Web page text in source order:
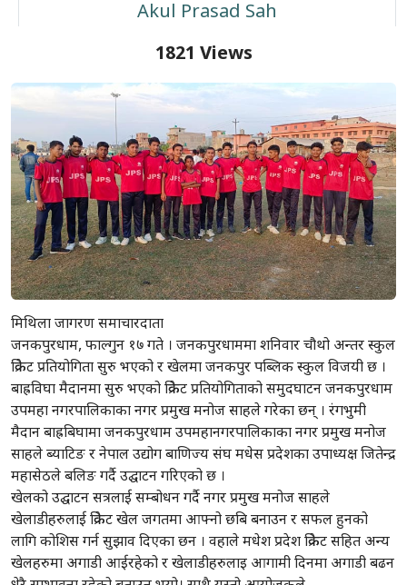
Akul Prasad Sah
1821 Views
मिथिला जागरण समाचारदाता
जनकपुरधाम, फाल्गुन १७ गते । जनकपुरधाममा शनिवार चौथो अन्तर स्कुल
क्रिकेट प्रतियोगिता सुरु भएको र खेलमा जनकपुर पब्लिक स्कुल विजयी छ ।
बाह्रविघा मैदानमा सुरु भएको क्रिकेट प्रतियोगिताको समुदघाटन जनकपुरधाम
उपमहा नगरपालिकाका नगर प्रमुख मनोज साहले गरेका छन् । रंगभुमी
मैदान बाह्रबिघामा जनकपुरधाम उपमहानगरपालिकाका नगर प्रमुख मनोज
साहले ब्याटिङ र नेपाल उद्योग बाणिज्य संघ मधेस प्रदेशका उपाध्यक्ष जितेन्द्र
महासेठले बलिङ गर्दै उद्घाटन गरिएको छ ।
खेलको उद्घाटन सत्रलाई सम्बोधन गर्दै नगर प्रमुख मनोज साहले
खेलाडीहरुलाई क्रिकेट खेल जगतमा आफ्नो छबि बनाउन र सफल हुनको
लागि कोशिस गर्न सुझाव दिएका छन । वहाले मधेश प्रदेश क्रिकेट सहित अन्य
खेलहरुमा अगाडी आईरहेको र खेलाडीहरुलाइ आगामी दिनमा अगाडी बढन